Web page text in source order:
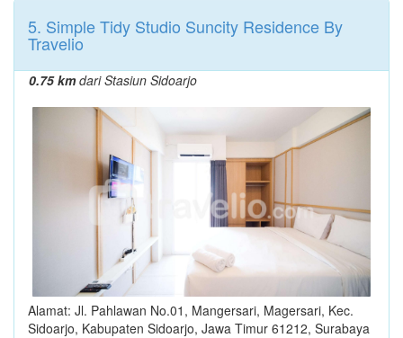
5. Simple Tidy Studio Suncity Residence By
Travelio
0.75 kmdari Stasiun Sidoarjo
Alamat: Jl. Pahlawan No.01, Mangersari, Magersari, Kec.
Sidoarjo, Kabupaten Sidoarjo, Jawa Timur 61212, Surabaya